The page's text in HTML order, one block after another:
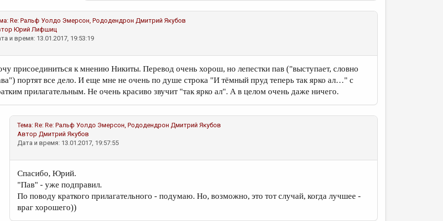
Re: Ральф Уолдо Эмерсон, Рододендрон Дмитрий Якубов
Юрий Лифшиц
и время: 13.01.2017, 19:53:19
присоединиться к мнению Никиты. Перевод очень хорош, но лепестки пав ("выступает, словно
портят все дело. И еще мне не очень по душе строка "И тёмный пруд теперь так ярко ал…" с
прилагательным. Не очень красиво звучит "так ярко ал". А в целом очень даже ничего.
Тема: Re: Re: Ральф Уолдо Эмерсон, Рододендрон Дмитрий Якубов
Автор Дмитрий Якубов
Дата и время: 13.01.2017, 19:57:55
Спасибо, Юрий.
"Пав" - уже подправил.
По поводу краткого прилагательного - подумаю. Но, возможно, это тот случай, когда лучшее -
враг хорошего))